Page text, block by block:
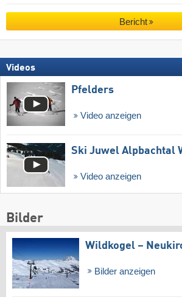
Bericht
Videos
Pfelders
Video anzeigen
Ski Juwel Alpbachtal
Video anzeigen
Bilder
Wildkogel –
Bilder anzeigen